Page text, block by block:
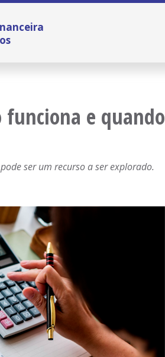
funciona e quando
ser um recurso a ser explorado.